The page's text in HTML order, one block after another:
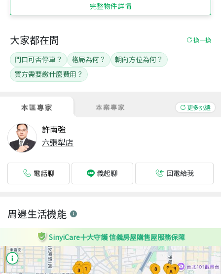
完整物件詳情
本區專家 本案專家 更多挑選
許南強
六張犁店
電話聊 義起聊 回電給我
大家都在問 換一換
門口可否停車？ 格局為何？
朝向方位為何？
買方需要繳什麼費用？
周邊生活機能
SinyiCare十大守護 信義房屋購售屋服務保障